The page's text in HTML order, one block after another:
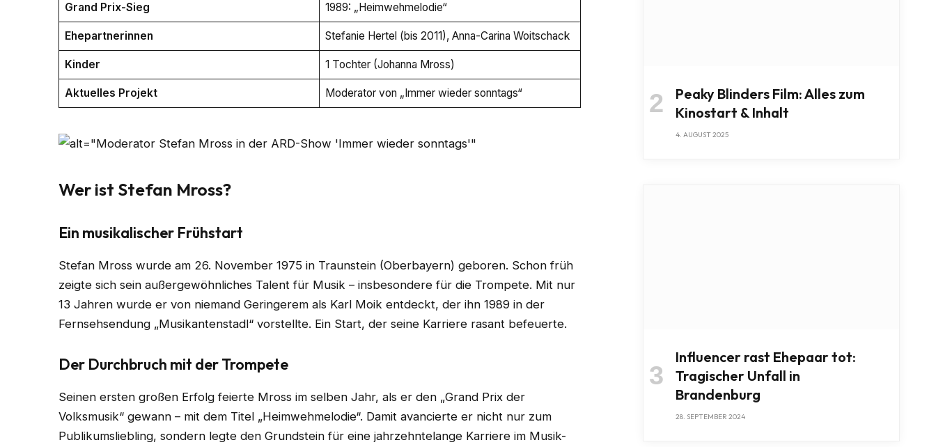
Grand Prix-Sieg 1989: „Heimwehmelodie“
Ehepartnerinnen Stefanie Hertel (bis 2011), Anna-Carina Woitschack
Kinder 1 Tochter (Johanna Mross)
Aktuelles Projekt Moderator von „Immer wieder sonntags“
Wer ist Stefan Mross?
Ein musikalischer Frühstart
Stefan Mross wurde am 26. November 1975 in Traunstein (Oberbayern) geboren. Schon früh
zeigte sich sein außergewöhnliches Talent für Musik – insbesondere für die Trompete. Mit nur
13 Jahren wurde er von niemand Geringerem als Karl Moik entdeckt, der ihn 1989 in der
Fernsehsendung „Musikantenstadl“ vorstellte. Ein Start, der seine Karriere rasant befeuerte.
Der Durchbruch mit der Trompete
Seinen ersten großen Erfolg feierte Mross im selben Jahr, als er den „Grand Prix der
Volksmusik“ gewann – mit dem Titel „Heimwehmelodie“. Damit avancierte er nicht nur zum
Publikumsliebling, sondern legte den Grundstein für eine jahrzehntelange Karriere im Musik-
Peaky Blinders Film: Alles zum
Kinostart & Inhalt
4. AUGUST 2025
Influencer rast Ehepaar tot:
Tragischer Unfall in
Brandenburg
28. SEPTEMBER 2024